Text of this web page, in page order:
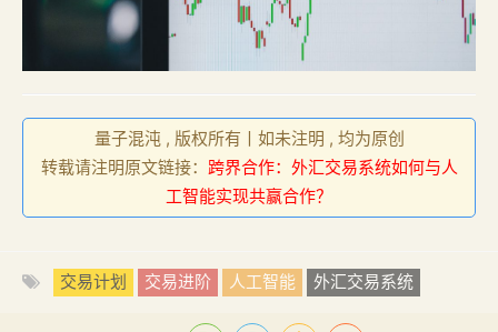
量子混沌 , 版权所有丨如未注明 , 均为原创
转载请注明原文链接： 跨界合作：外汇交易系统如何与人
工智能实现共赢合作？
交易计划 交易进阶 人工智能 外汇交易系统